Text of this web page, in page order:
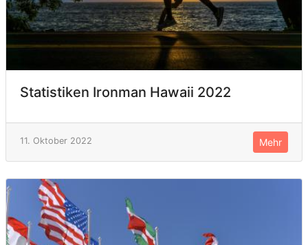
Statistiken Ironman Hawaii 2022
11. Oktober 2022 Mehr